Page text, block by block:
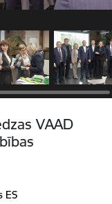
VAAD
ES